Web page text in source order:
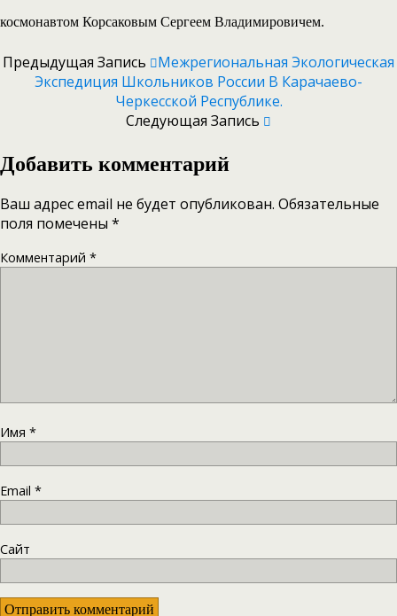
космонавтом Корсаковым Сергеем Владимировичем.
Предыдущая Запись
Межрегиональная Экологическая
Экспедиция Школьников России В Карачаево-
Черкесской Республике.
Следующая Запись
Добавить комментарий
Ваш адрес email не будет опубликован. Обязательные
поля помечены *
Комментарий *
Имя *
Email *
Сайт